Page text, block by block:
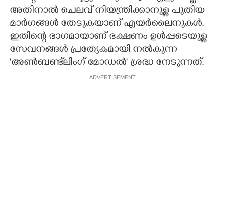
അതിനാൽ ചെലവ് നിയന്ത്രിക്കാനുള്ള പുതിയ
മാർഗങ്ങൾ തേടുകയാണ് എയർലൈനുകൾ.
ഇതിന്റെ ഭാഗമായാണ് ഭക്ഷണം ഉൾപ്പടെയുള്ള
സേവനങ്ങൾ പ്രത്യേകമായി നൽകുന്ന
'അൺബണ്ട്‌ലിംഗ് മോഡൽ' ശ്രദ്ധ നേടുന്നത്.
ADVERTISEMENT